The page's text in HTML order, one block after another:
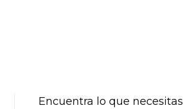
Encuentra lo que necesitas